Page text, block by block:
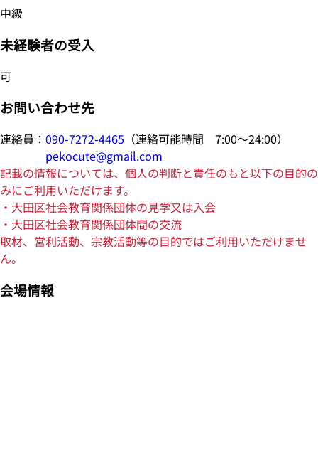
中級
未経験者の受入
可
お問い合わせ先
連絡員： 090-7272-4465 （連絡可能時間 7:00～24:00）
pekocute@gmail.com
記載の情報については、個人の判断と責任のもと以下の目的の
みにご利用いただけます。
・大田区社会教育関係団体の見学又は入会
・大田区社会教育関係団体間の交流
取材、営利活動、宗教活動等の目的ではご利用いただけませ
ん。
会場情報